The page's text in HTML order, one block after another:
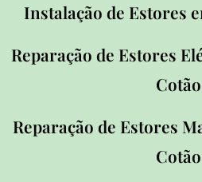
Instalação de Estores
Reparação de Estores
Cotão
Reparação de Estores
Cotão